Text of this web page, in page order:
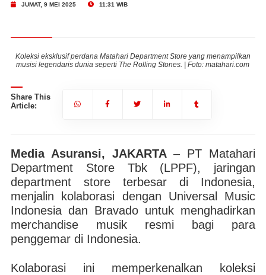
JUMAT, 9 MEI 2025 11:31 WIB
Koleksi eksklusif perdana Matahari Department Store yang menampilkan
musisi legendaris dunia seperti The Rolling Stones. | Foto: matahari.com
Share This
Article:
Media Asuransi, JAKARTA– PT Matahari
Department Store Tbk (LPPF), jaringan
department store terbesar di Indonesia,
menjalin kolaborasi dengan Universal Music
Indonesia dan Bravado untuk menghadirkan
merchandise musik resmi bagi para
penggemar di Indonesia.
Kolaborasi ini memperkenalkan koleksi